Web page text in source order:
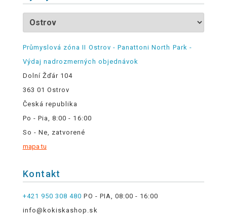
Průmyslová zóna II Ostrov - Panattoni North Park -
Výdaj nadrozmerných objednávok
Dolní Žďár 104
363 01 Ostrov
Česká republika
Po - Pia, 8:00 - 16:00
So - Ne, zatvorené
mapa tu
Kontakt
+421 950 308 480 PO - PIA, 08:00 - 16:00
info@kokiskashop.sk